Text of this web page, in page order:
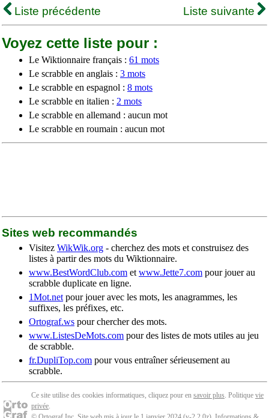
Liste précédente
Liste suivante
Voyez cette liste pour :
Le Wiktionnaire français : 61 mots
Le scrabble en anglais : 3 mots
Le scrabble en espagnol : 8 mots
Le scrabble en italien : 2 mots
Le scrabble en allemand : aucun mot
Le scrabble en roumain : aucun mot
Sites web recommandés
Visitez WikWik.org - cherchez des mots et construisez des
listes à partir des mots du Wiktionnaire.
www.BestWordClub.com et www.Jette7.com pour jouer au
scrabble duplicate en ligne.
1Mot.net pour jouer avec les mots, les anagrammes, les
suffixes, les préfixes, etc.
Ortograf.ws pour chercher des mots.
www.ListesDeMots.com pour des listes de mots utiles au jeu
de scrabble.
fr.DupliTop.com pour vous entraîner sérieusement au
scrabble.
Ce site utilise des cookies informatiques, cliquez pour en savoir plus. Politique vie
privée.